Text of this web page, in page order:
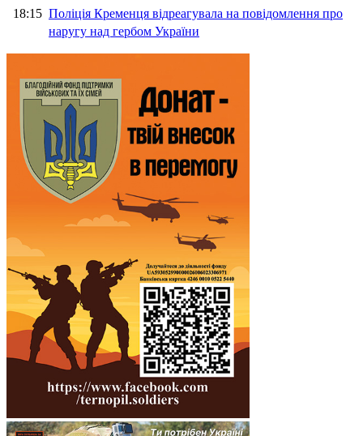
18:15 Поліція Кременця відреагувала на повідомлення про
наругу над гербом України